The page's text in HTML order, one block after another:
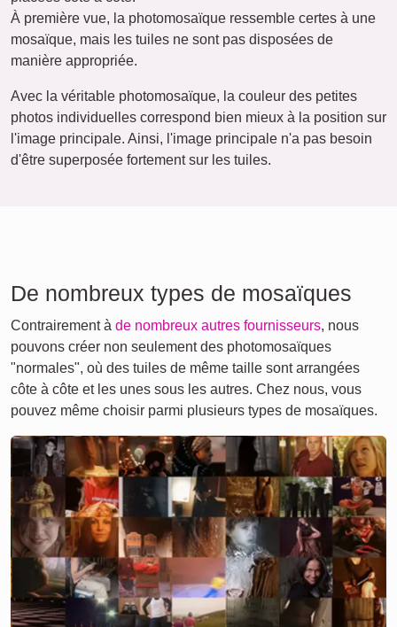
À première vue, la photomosaïque ressemble certes à une
mosaïque, mais les tuiles ne sont pas disposées de
manière appropriée.
Avec la véritable photomosaïque, la couleur des petites
photos individuelles correspond bien mieux à la position sur
l'image principale. Ainsi, l'image principale n'a pas besoin
d'être superposée fortement sur les tuiles.
De nombreux types de mosaïques
Contrairement à de nombreux autres fournisseurs, nous
pouvons créer non seulement des photomosaïques
"normales", où des tuiles de même taille sont arrangées
côte à côte et les unes sous les autres. Chez nous, vous
pouvez même choisir parmi plusieurs types de mosaïques.